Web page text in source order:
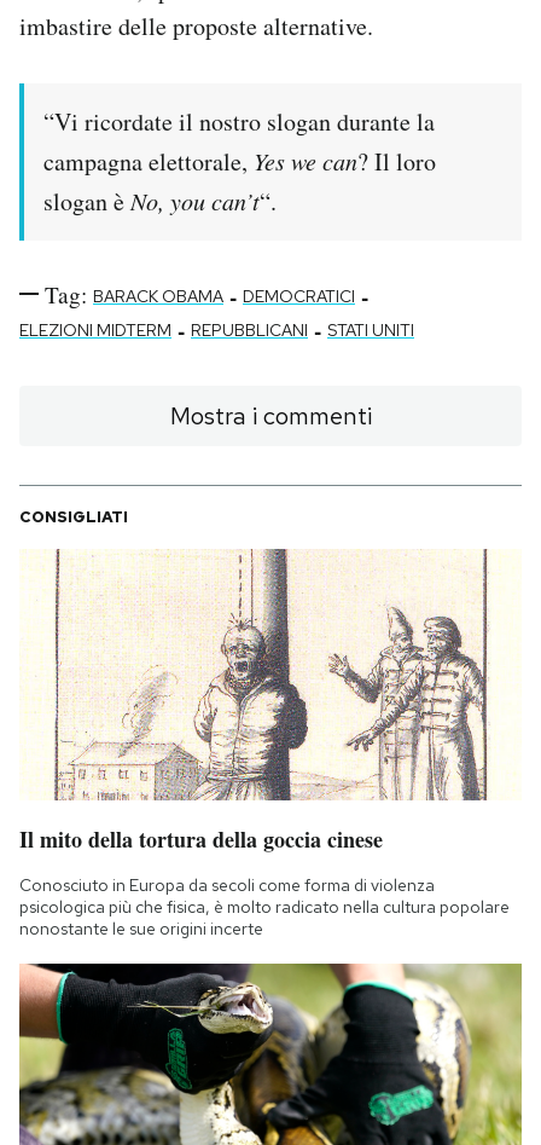
imbastire delle proposte alternative.
“Vi ricordate il nostro slogan durante la
campagna elettorale, Yes we can? Il loro
slogan èNo, you can’t“.
Tag: BARACK OBAMA - DEMOCRATICI -
ELEZIONI MIDTERM - REPUBBLICANI - STATI UNITI
Mostra i commenti
CONSIGLIATI
Il mito della tortura della goccia cinese
Conosciuto in Europa da secoli come forma di violenza
psicologica più che fisica, è molto radicato nella cultura popolare
nonostante le sue origini incerte